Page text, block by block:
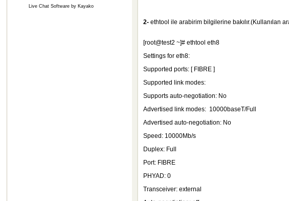
Live Chat Softwareby Kayako
2-ethtool ile arabirim bilgilerine bakılır.(Kullanılan
[root@test2 ~]# ethtool eth8
Settings for eth8:
Supported ports: [ FIBRE ]
Supported link modes:
Supports auto-negotiation: No
Advertised link modes: 10000baseT/Full
Advertised auto-negotiation: No
Speed: 10000Mb/s
Duplex: Full
Port: FIBRE
PHYAD: 0
Transceiver: external